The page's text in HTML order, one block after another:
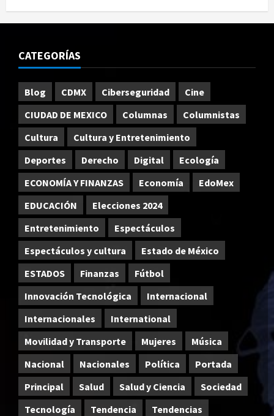
CATEGORÍAS
Blog CDMX Ciberseguridad
Cine
CIUDAD DE MEXICO
Columnas
Columnistas
Cultura
Cultura y Entretenimiento
Deportes
Derecho Digital
Ecología
ECONOMÍA Y FINANZAS
Economía
EdoMex
EDUCACIÓN
Elecciones 2024
Entretenimiento
Espectáculos
Espectáculos y cultura
Estado de México
ESTADOS
Finanzas
Fútbol
Innovación Tecnológica
Internacional
Internacionales
International
Movilidad y Transporte
Mujeres
Música
Nacional
Nacionales Política
Portada
Principal
Salud Salud y Ciencia
Sociedad
Tecnología
Tendencia
Tendencias